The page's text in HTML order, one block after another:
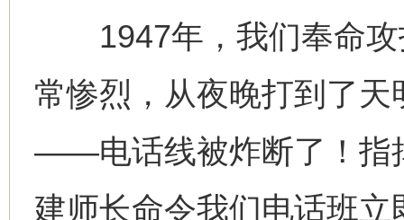
1947年，我们奉命攻
常惨烈，从夜晚打到了
——电话线被炸断了！指
建师长命令我们电话班